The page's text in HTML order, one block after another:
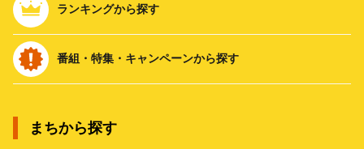
ランキングから探す
番組・特集・キャンペーンから探す
まちから探す